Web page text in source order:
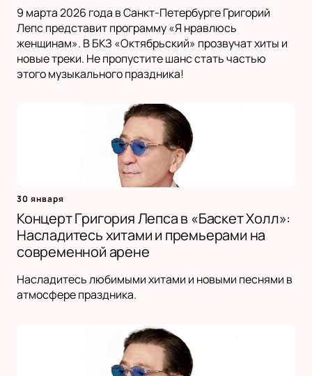
9 марта 2026 года в Санкт-Петербурге Григорий
Лепс представит программу «Я нравлюсь
женщинам». В БКЗ «Октябрьский» прозвучат хиты и
новые треки. Не пропустите шанс стать частью
этого музыкального праздника!
30 января
Концерт Григория Лепса в «Баскет Холл»:
Насладитесь хитами и премьерами на
современной арене
Насладитесь любимыми хитами и новыми песнями в
атмосфере праздника.